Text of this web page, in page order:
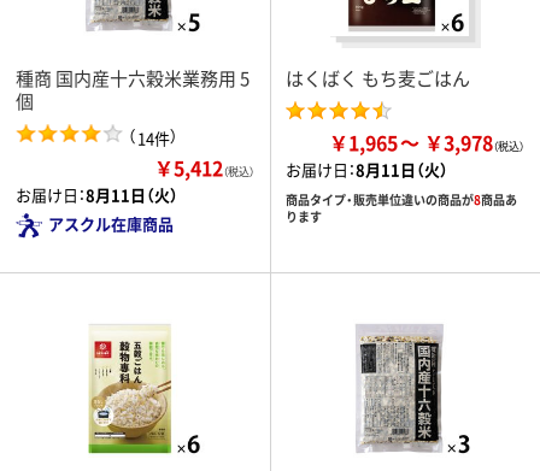
種商 国内産十六穀米業務用 5
個
（14件）
￥5,412（税込）
お届け日：8月11日（火）
アスクル在庫商品
はくばく もち麦ごはん
￥1,965 ￥3,978
お届け日：8月11日（火）
商品タイプ・販売単位違いの商品が8商品あ
ります